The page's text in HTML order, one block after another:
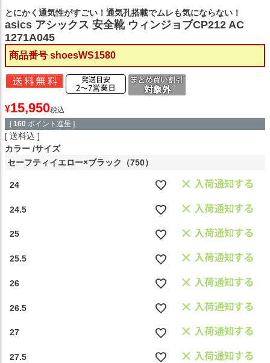
とにかく通気性がすごい！通気孔搭載でムレも気にならない！
asics アシックス 安全靴 ウィンジョブCP212 AC
1271A045
商品番号 shoesWS1580
¥15,950税込
[ 160 ポイント進呈 ]
送料込
カラー サイズ
セーフティイエロー×ブラック（750）
24
24.5
25
25.5
26
26.5
27
27.5